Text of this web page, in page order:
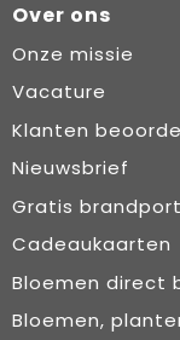
Over ons
Onze missie
Vacature
Klanten
Nieuwsbrief
Gratis
Cadeaukaarten
Bloemen direct
Bloemen,